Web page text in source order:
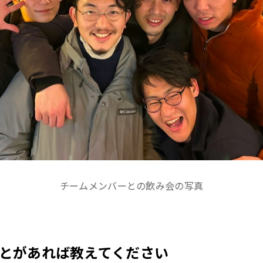
チームメンバーとの飲み会の写真
があれば教えてください